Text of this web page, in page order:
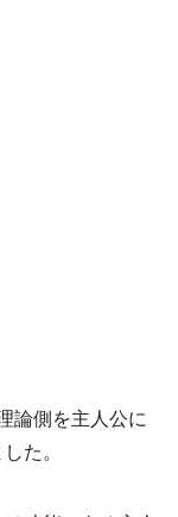
論側を主人公に
た。